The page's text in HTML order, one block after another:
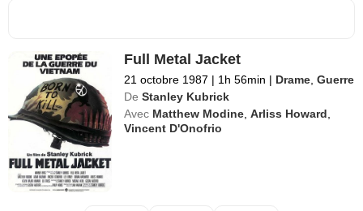
Full Metal Jacket
21 octobre 1987 | 1h 56min | Drame,Guerre
De Stanley Kubrick
Avec Matthew Modine,Arliss Howard,
Vincent D'Onofrio